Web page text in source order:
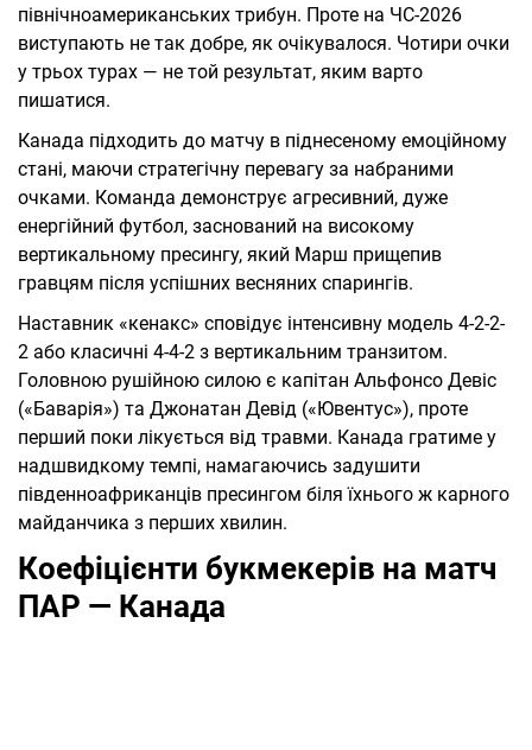
північноамериканських трибун. Проте на ЧС-2026
виступають не так добре, як очікувалося. Чотири очки
у трьох турах — не той результат, яким варто
пишатися.
Канада підходить до матчу в піднесеному емоційному
стані, маючи стратегічну перевагу за набраними
очками. Команда демонструє агресивний, дуже
енергійний футбол, заснований на високому
вертикальному пресингу, який Марш прищепив
гравцям після успішних весняних спарингів.
Наставник «кенакс» сповідує інтенсивну модель 4-2-2-
2 або класичні 4-4-2 з вертикальним транзитом.
Головною рушійною силою є капітан Альфонсо Девіс
(«Баварія») та Джонатан Девід («Ювентус»), проте
перший поки лікується від травми. Канада гратиме у
надшвидкому темпі, намагаючись задушити
південноафриканців пресингом біля їхнього ж карного
майданчика з перших хвилин.
Коефіцієнти букмекерів на матч
ПАР — Канада